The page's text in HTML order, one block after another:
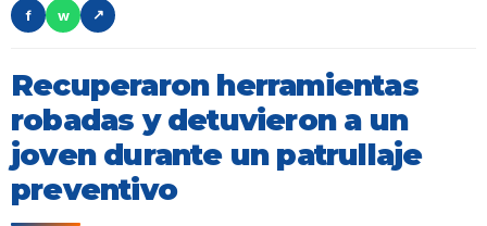
f
w ↗
Recuperaron herramientas
robadas y detuvieron a un
joven durante un patrullaje
preventivo